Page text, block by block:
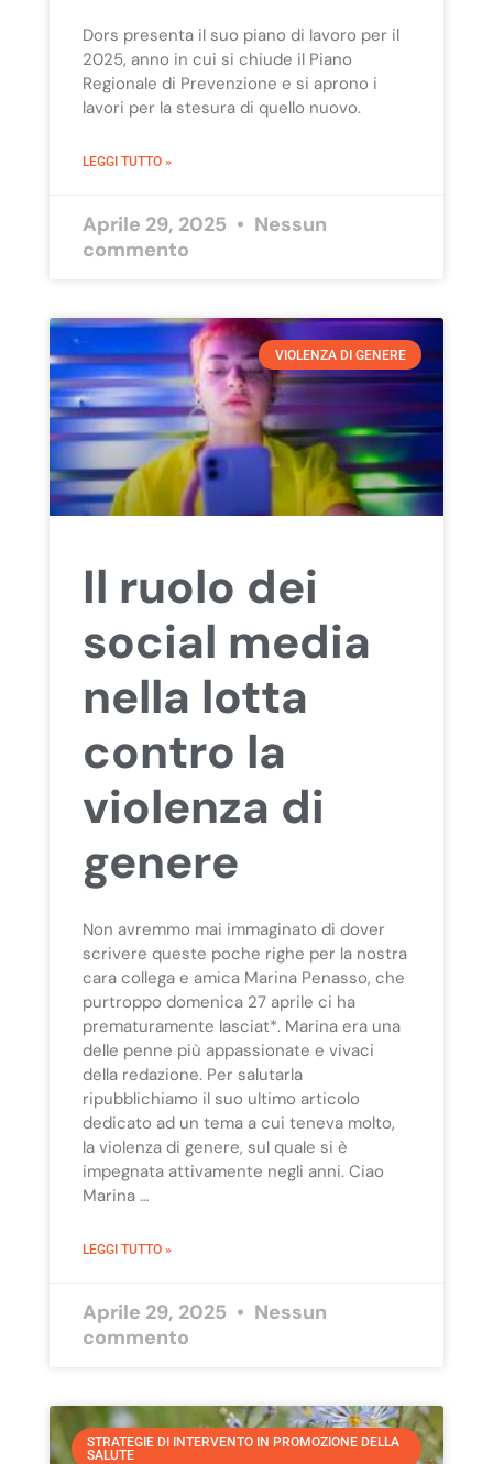
Dors presenta il suo piano di lavoro per il
2025, anno in cui si chiude il Piano
Regionale di Prevenzione e si aprono i
lavori per la stesura di quello nuovo.
LEGGI TUTTO »
Aprile 29, 2025
Nessun
commento
VIOLENZA DI GENERE
Il ruolo dei
social media
nella lotta
contro la
violenza di
genere
Non avremmo mai immaginato di dover
scrivere queste poche righe per la nostra
cara collega e amica Marina Penasso, che
purtroppo domenica 27 aprile ci ha
prematuramente lasciat*. Marina era una
delle penne più appassionate e vivaci
della redazione. Per salutarla
ripubblichiamo il suo ultimo articolo
dedicato ad un tema a cui teneva molto,
la violenza di genere, sul quale si è
impegnata attivamente negli anni. Ciao
Marina …
LEGGI TUTTO »
Aprile 29, 2025
Nessun
commento
STRATEGIE DI INTERVENTO IN PROMOZIONE DELLA
SALUTE